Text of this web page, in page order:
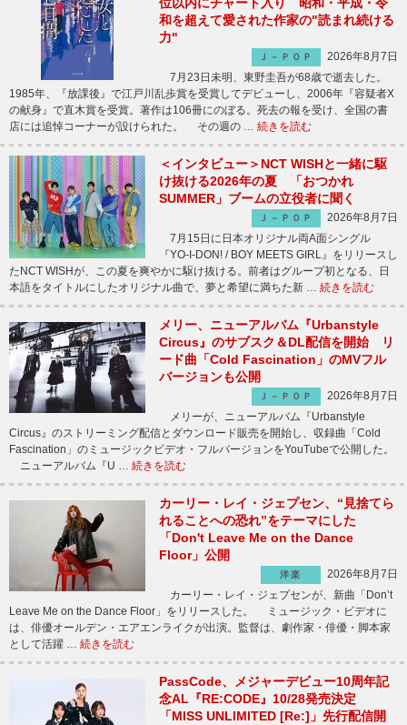
和を超えて愛された作家の"読まれ続ける
力"
Ｊ－ＰＯＰ
2026年8月7日
7月23日未明、東野圭吾が68歳で逝去した。
1985年、『放課後』で江戸川乱歩賞を受賞してデビューし、2006年『容疑者X
の献身』で直木賞を受賞。著作は106冊にのぼる。死去の報を受け、全国の書
店には追悼コーナーが設けられた。 その週の … 続きを読む
＜インタビュー＞NCT WISHと一緒に駆
け抜ける2026年の夏 「おつかれ
SUMMER」ブームの立役者に聞く
Ｊ－ＰＯＰ
2026年8月7日
7月15日に日本オリジナル両A面シングル
『YO-I-DON! / BOY MEETS GIRL』をリリースし
たNCT WISHが、この夏を爽やかに駆け抜ける。前者はグループ初となる、日
本語をタイトルにしたオリジナル曲で、夢と希望に満ちた新 … 続きを読む
メリー、ニューアルバム『Urbanstyle
Circus』のサブスク＆DL配信を開始 リ
ード曲「Cold Fascination」のMVフル
バージョンも公開
Ｊ－ＰＯＰ
2026年8月7日
メリーが、ニューアルバム『Urbanstyle
Circus』のストリーミング配信とダウンロード販売を開始し、収録曲「Cold
Fascination」のミュージックビデオ・フルバージョンをYouTubeで公開した。
ニューアルバム『U … 続きを読む
カーリー・レイ・ジェプセン、“見捨てら
れることへの恐れ”をテーマにした
「Don't Leave Me on the Dance
Floor」公開
洋楽
2026年8月7日
カーリー・レイ・ジェプセンが、新曲「Don’t
Leave Me on the Dance Floor」をリリースした。 ミュージック・ビデオに
は、俳優オールデン・エアエンライクが出演。監督は、劇作家・俳優・脚本家
として活躍 … 続きを読む
PassCode、メジャーデビュー10周年記
念AL『RE:CODE』10/28発売決定
「MISS UNLIMITED [Re:]」先行配信開